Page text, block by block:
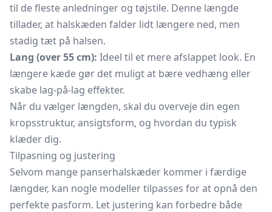
til de fleste anledninger og tøjstile. Denne længde
tillader, at halskæden falder lidt længere ned, men
stadig tæt på halsen.
Lang (over 55 cm): Ideel til et mere afslappet look. En
længere kæde gør det muligt at bære vedhæng eller
skabe lag-på-lag effekter.
Når du vælger længden, skal du overveje din egen
kropsstruktur, ansigtsform, og hvordan du typisk
klæder dig.
Tilpasning og justering
Selvom mange panserhalskæder kommer i færdige
længder, kan nogle modeller tilpasses for at opnå den
perfekte pasform. Let justering kan forbedre både